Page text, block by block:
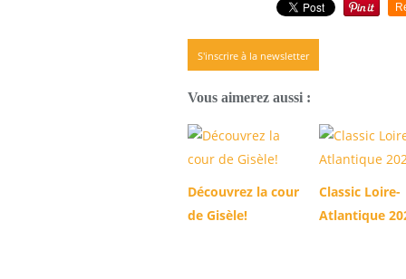
S'inscrire à la newsletter
Vous aimerez aussi :
Découvrez la cour
de Gisèle!
Classic Loire-
Atlantique